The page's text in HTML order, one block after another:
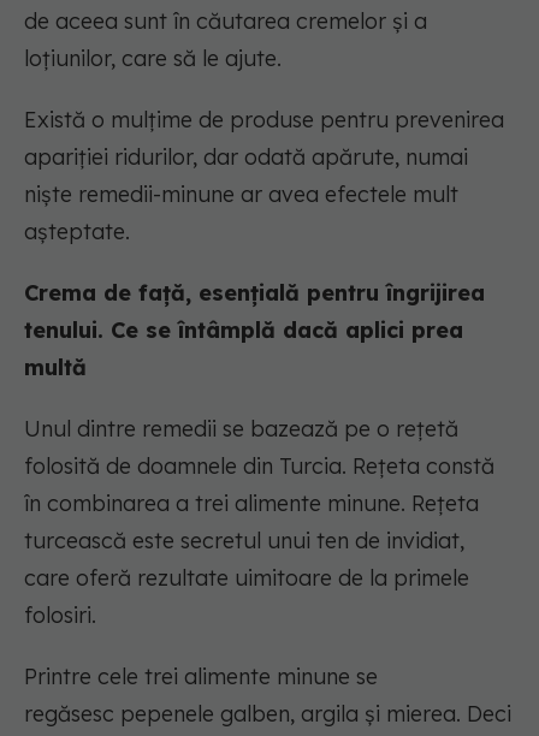
de aceea sunt în căutarea cremelor și a
loțiunilor, care să le ajute.
Există o mulțime de produse pentru prevenirea
apariției ridurilor, dar odată apărute, numai
niște remedii-minune ar avea efectele mult
așteptate.
Crema de față, esențială pentru îngrijirea
tenului. Ce se întâmplă dacă aplici prea
multă
Unul dintre remedii se bazează pe o rețetă
folosită de doamnele din Turcia. Rețeta constă
în combinarea a trei alimente minune. Rețeta
turcească este secretul unui ten de invidiat,
care oferă rezultate uimitoare de la primele
folosiri.
Printre cele trei alimente minune se
regăsesc pepenele galben, argila și mierea. Deci